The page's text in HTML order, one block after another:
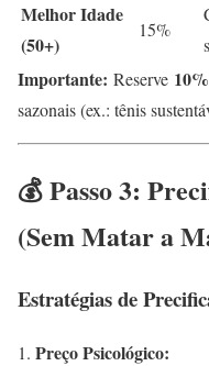
Melhor Idade
(50+)
15%
Importante: Reserve
sazonais (ex.: tênis
💰 Passo 3:
(Sem Matar a
Estratégias de
Preço Psicológico: